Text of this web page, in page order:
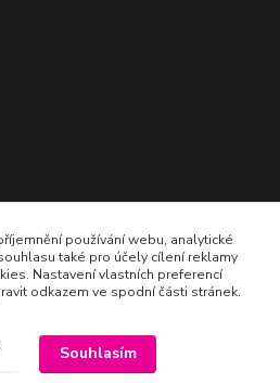
používání webu, analytické
také pro účely cílení reklamy
Nastavení vlastních preferencí
odkazem ve spodní části stránek.
Souhlasím